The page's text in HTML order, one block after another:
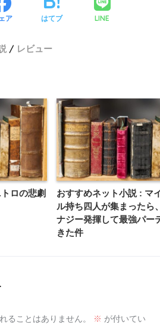
ア はてブ LINE
レビュー
ロの悲劇
おすすめネット小説 : マ
ル持ち四人が集まったら
ナジー発揮して最強パー
きた件
ることはありません。 ※ が付いてい